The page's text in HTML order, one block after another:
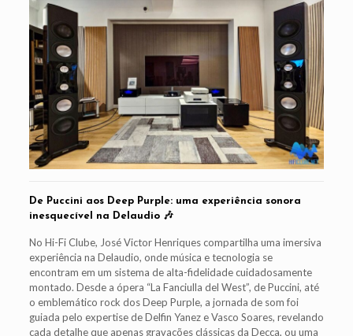
De Puccini aos Deep Purple: uma experiência sonora
inesquecível na Delaudio 🎶
No Hi-Fi Clube, José Victor Henriques compartilha uma imersiva
experiência na Delaudio, onde música e tecnologia se
encontram em um sistema de alta-fidelidade cuidadosamente
montado. Desde a ópera “La Fanciulla del West”, de Puccini, até
o emblemático rock dos Deep Purple, a jornada de som foi
guiada pelo expertise de Delfin Yanez e Vasco Soares, revelando
cada detalhe que apenas gravações clássicas da Decca, ou uma